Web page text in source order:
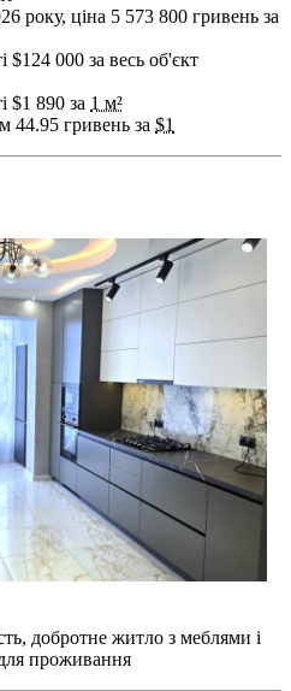
року, ціна 5 573 800 гривень за
$124 000 за весь об'єкт
$1 890 за 1 м²
44.95 гривень за $1
добротне житло з меблями і
проживання